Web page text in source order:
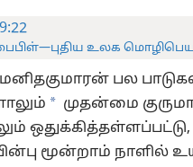
உலக
பல
* முதன்மை
மூன்றாம் நாளில்